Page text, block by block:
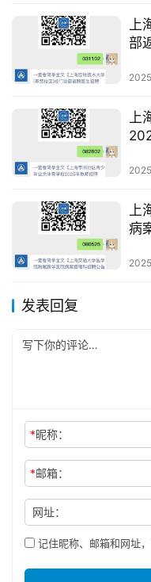
上
部
上
上
病
发表回复
*昵称：
*邮箱：
网址：
记住昵称、邮箱和网址